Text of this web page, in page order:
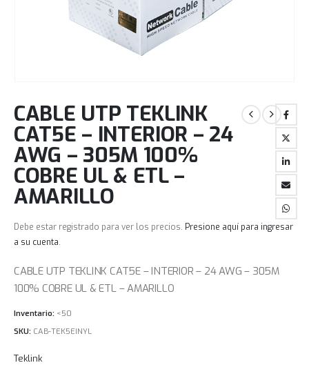
CABLE UTP TEKLINK
CAT5E – INTERIOR – 24
AWG – 305M 100%
COBRE UL & ETL –
AMARILLO
Debe estar registrado para ver los precios. Presione aquí para ingresar
a su cuenta.
CABLE UTP TEKLINK CAT5E – INTERIOR – 24 AWG – 305M
100% COBRE UL & ETL – AMARILLO
Inventario: <50
SKU: CAB-TEK5EINYL
Teklink